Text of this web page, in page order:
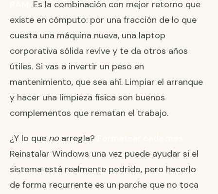
Es la combinación con mejor retorno que
existe en cómputo: por una fracción de lo que
cuesta una máquina nueva, una laptop
corporativa sólida revive y te da otros años
útiles. Si vas a invertir un peso en
mantenimiento, que sea ahí. Limpiar el arranque
y hacer una limpieza física son buenos
complementos que rematan el trabajo.
¿Y lo que no arregla?
Reinstalar Windows una vez puede ayudar si el
sistema está realmente podrido, pero hacerlo
de forma recurrente es un parche que no toca